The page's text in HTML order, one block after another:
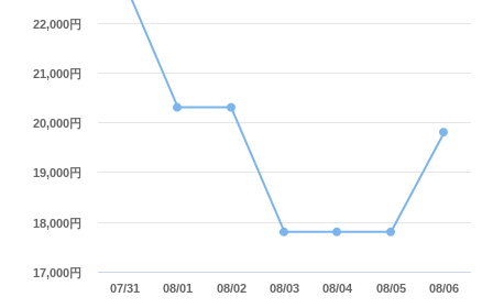
07/31 08/01 08/02 08/03 08/04 08/05 08/06
17,000円
18,000円
19,000円
20,000円
21,000円
22,000円